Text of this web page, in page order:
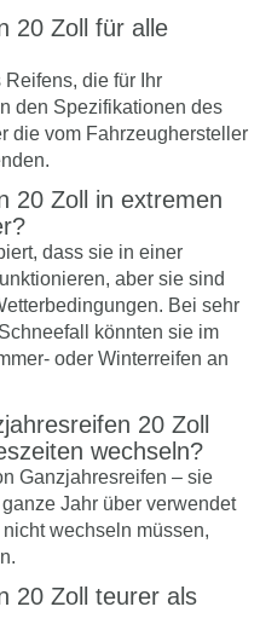
20 Zoll für alle
die für Ihr
den Spezifikationen des
die vom Fahrzeughersteller
20 Zoll in extremen
dass sie in einer
aber sie sind
Bei sehr
könnten sie im
oder Winterreifen an
20 Zoll
wechseln?
Ganzjahresreifen – sie
Jahr über verwendet
wechseln müssen,
20 Zoll teurer als